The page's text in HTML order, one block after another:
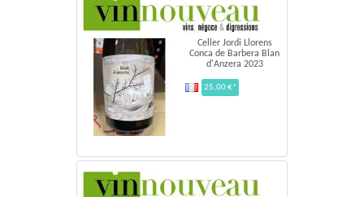
Celler Jordi Llorens
Conca de Barbera Blan
d'Anzera 2023
25,00 €*